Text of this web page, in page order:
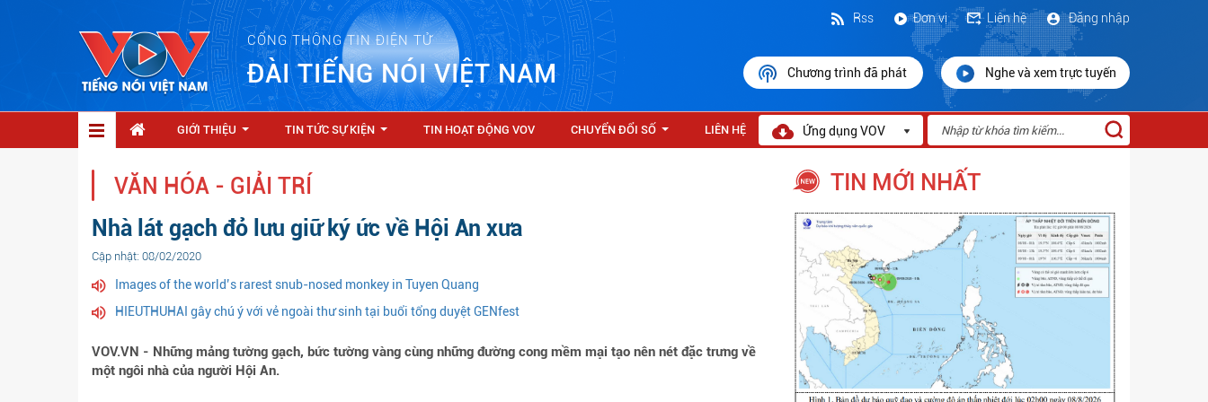
CỔNG THÔNG TIN ĐIỆN TỬ
ĐÀI TIẾNG NÓI VIỆT NAM
Đăng nhập
Liên hệ
Đơn vị
Rss
Chương trình đã phát Nghe và xem trực tuyến
GIỚI THIỆU TIN TỨC SỰ KIỆN TIN HOẠT ĐỘNG VOV CHUYỂN ĐỔI SỐ LIÊN HỆ Ứng dụng VOV
VĂN HÓA - GIẢI TRÍ
Nhà lát gạch đỏ lưu giữ ký ức về Hội An xưa
Cập nhật: 08/02/2020
Images of the world’s rarest snub-nosed monkey in Tuyen Quang
HIEUTHUHAI gây chú ý với vẻ ngoài thư sinh tại buổi tổng duyệt GENfest
VOV.VN - Những mảng tường gạch, bức tường vàng cùng những đường cong mềm mại tạo nên nét đặc trưng về
một ngôi nhà của người Hội An.
TIN MỚI NHẤT